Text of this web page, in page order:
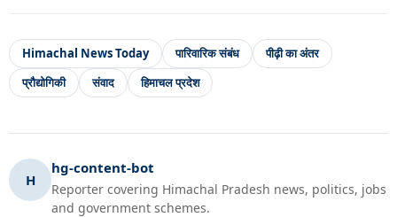
Himachal News Today पारिवारिक संबंध
पीढ़ी का अंतर
प्रौद्योगिकी
संवाद हिमाचल प्रदेश
H
hg-content-bot
Reporter covering Himachal Pradesh news, politics, jobs
and government schemes.